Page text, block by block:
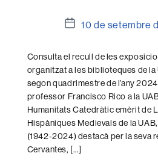
Data
l'entrada
10 de setembre
Consulta el recull de les
organitzat a les biblioteques de la
segon quadrimestre de l’any
professor Francisco Rico a la
Humanitats Catedràtic emèrit de
Hispàniques Medievals de la
(1942-2024) destacà per la seva
Cervantes, […]